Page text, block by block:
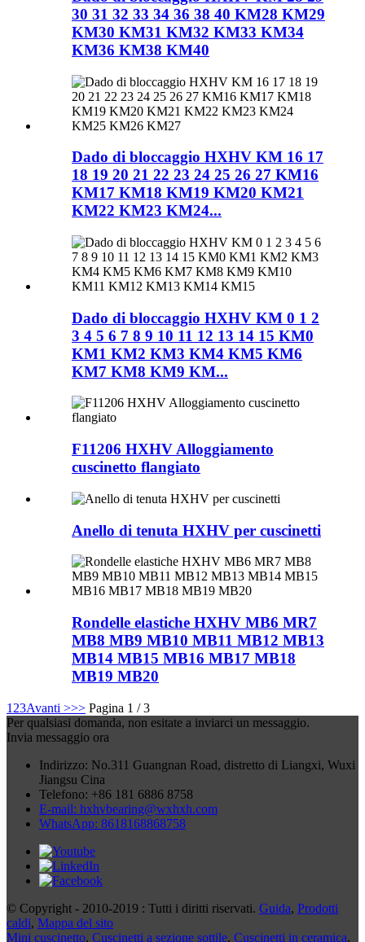
30 31 32 33 34 36 38 40 KM28 KM29
KM30 KM31 KM32 KM33 KM34
KM36 KM38 KM40
Dado di bloccaggio HXHV KM 16 17
18 19 20 21 22 23 24 25 26 27 KM16
KM17 KM18 KM19 KM20 KM21
KM22 KM23 KM24...
Dado di bloccaggio HXHV KM 0 1 2
3 4 5 6 7 8 9 10 11 12 13 14 15 KM0
KM1 KM2 KM3 KM4 KM5 KM6
KM7 KM8 KM9 KM...
F11206 HXHV Alloggiamento
cuscinetto flangiato
Anello di tenuta HXHV per cuscinetti
Rondelle elastiche HXHV MB6 MR7
MB8 MB9 MB10 MB11 MB12 MB13
MB14 MB15 MB16 MB17 MB18
MB19 MB20
1 23Avanti >>> Pagina 1 / 3
Per qualsiasi domanda, non esitate a inviarci un messaggio.
Invia messaggio ora
Indirizzo: No.311 Guangnan Road, distretto di Liangxi, Wuxi
Jiangsu Cina
Telefono: +86 181 6886 8758
E-mail: hxhvbearing@wxhxh.com
WhatsApp: 8618168868758
© Copyright - 2010-2019 : Tutti i diritti riservati. Guida, Prodotti
caldi, Mappa del sito
Mini cuscinetto, Cuscinetti a sezione sottile, Cuscinetti in ceramica,